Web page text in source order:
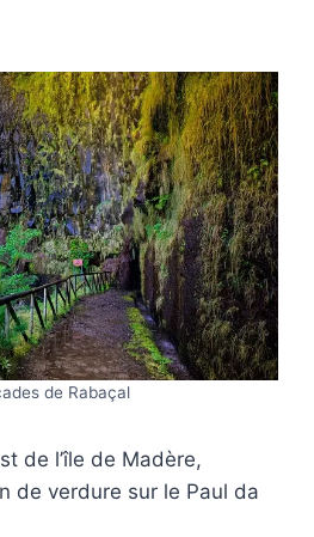
de Rabaçal
de l’île de Madère,
de verdure sur le Paul da